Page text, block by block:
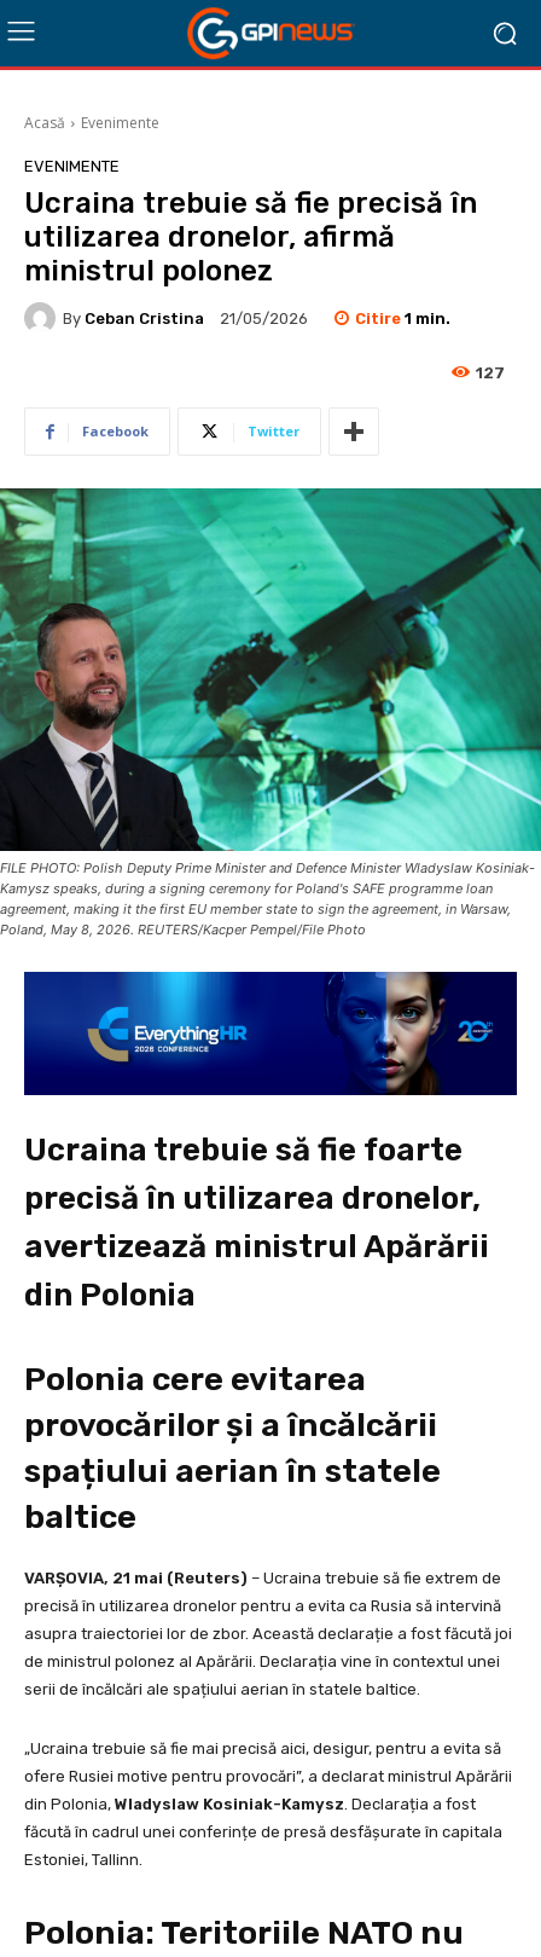
Acasă Evenimente
EVENIMENTE
Ucraina trebuie să fie precisă în
utilizarea dronelor, afirmă
ministrul polonez
By Ceban Cristina 21/05/2026 Citire 1 min.
127
Facebook Twitter
FILE PHOTO: Polish Deputy Prime Minister and Defence Minister Wladyslaw Kosiniak-
Kamysz speaks, during a signing ceremony for Poland's SAFE programme loan
agreement, making it the first EU member state to sign the agreement, in Warsaw,
Poland, May 8, 2026. REUTERS/Kacper Pempel/File Photo
Ucraina trebuie să fie foarte
precisă în utilizarea dronelor,
avertizează ministrul Apărării
din Polonia
Polonia cere evitarea
provocărilor și a încălcării
spațiului aerian în statele
baltice
VARȘOVIA, 21 mai (Reuters) – Ucraina trebuie să fie extrem de
precisă în utilizarea dronelor pentru a evita ca Rusia să intervină
asupra traiectoriei lor de zbor. Această declarație a fost făcută joi
de ministrul polonez al Apărării. Declarația vine în contextul unei
serii de încălcări ale spațiului aerian în statele baltice.
„Ucraina trebuie să fie mai precisă aici, desigur, pentru a evita să
ofere Rusiei motive pentru provocări”, a declarat ministrul Apărării
din Polonia, Wladyslaw Kosiniak-Kamysz . Declarația a fost
făcută în cadrul unei conferințe de presă desfășurate în capitala
Estoniei, Tallinn.
Polonia: Teritoriile NATO nu